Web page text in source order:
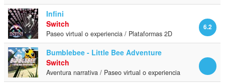
Infini
6.2
Switch
Paseo virtual o experiencia / Plataformas 2D
Bumblebee - Little Bee Adventure
Switch
Aventura narrativa / Paseo virtual o experiencia